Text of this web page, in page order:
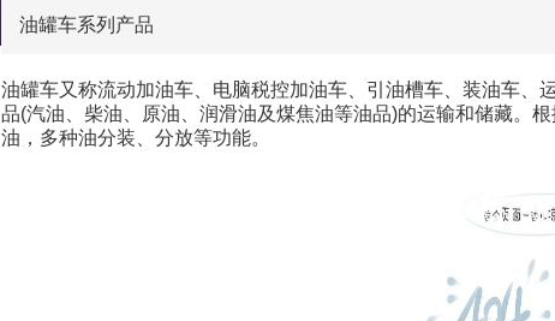
油罐车系列产品
油罐车又称流动加油车、电脑税控加油车、引油槽车、装油车
品(汽油、柴油、原油、润滑油及煤焦油等油品)的运输和储藏。
油，多种油分装、分放等功能。